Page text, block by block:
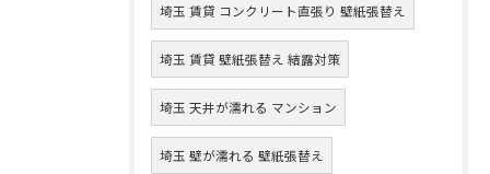
埼玉 賃貸 コンクリート直張り 壁紙張替え
埼玉 賃貸 壁紙張替え 結露対策
埼玉 天井が濡れる マンション
埼玉 壁が濡れる 壁紙張替え